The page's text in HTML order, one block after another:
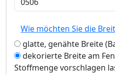
Wie möchten Sie die
glatte, genähte Breite
dekorierte Breite am
Stoffmenge vorschlagen